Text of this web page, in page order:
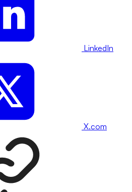
LinkedIn
X.com